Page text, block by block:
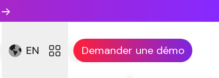
EN Demander une démo